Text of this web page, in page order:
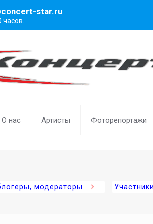
star.ru
часов.
О нас Артисты Фоторепортажи
модераторы